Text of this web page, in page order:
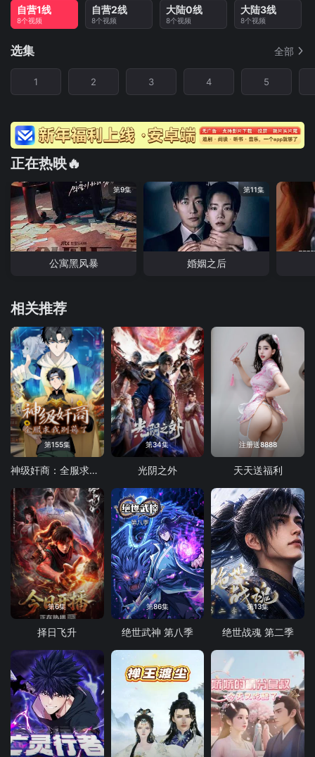
自营1线
8个视频
自营2线
8个视频
大陆0线
8个视频
大陆3线
8个视频
选集 全部
1 2 3 4 5
正在热映🔥
第9集
公寓黑风暴
第11集
婚姻之后
相关推荐
第155集
神级奸商：全服求我别薅了 动态漫画
第34集
光阴之外
注册送8888
天天送福利
第6集
择日飞升
第86集
绝世武神 第八季
第13集
绝世战魂 第二季